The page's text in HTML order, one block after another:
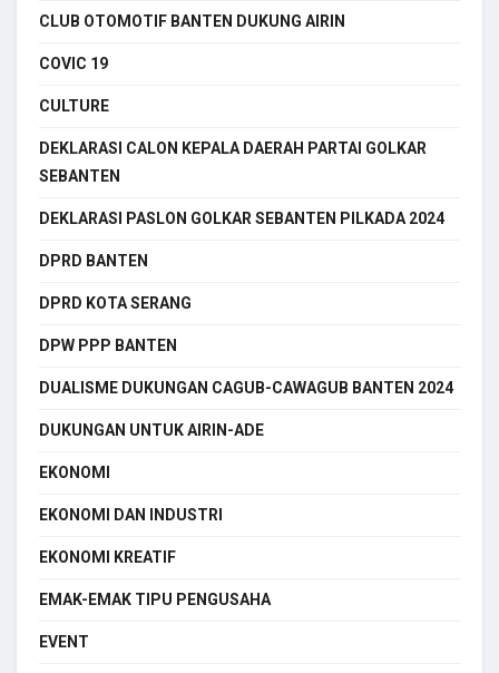
CLUB OTOMOTIF BANTEN DUKUNG AIRIN
COVIC 19
CULTURE
DEKLARASI CALON KEPALA DAERAH PARTAI GOLKAR
SEBANTEN
DEKLARASI PASLON GOLKAR SEBANTEN PILKADA 2024
DPRD BANTEN
DPRD KOTA SERANG
DPW PPP BANTEN
DUALISME DUKUNGAN CAGUB-CAWAGUB BANTEN 2024
DUKUNGAN UNTUK AIRIN-ADE
EKONOMI
EKONOMI DAN INDUSTRI
EKONOMI KREATIF
EMAK-EMAK TIPU PENGUSAHA
EVENT